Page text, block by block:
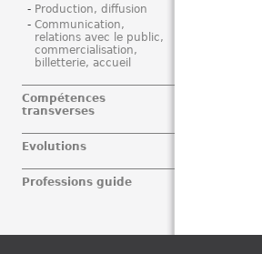
Production, diffusion
Communication,
relations avec le public,
commercialisation,
billetterie, accueil
Compétences
transverses
Evolutions
Professions guide